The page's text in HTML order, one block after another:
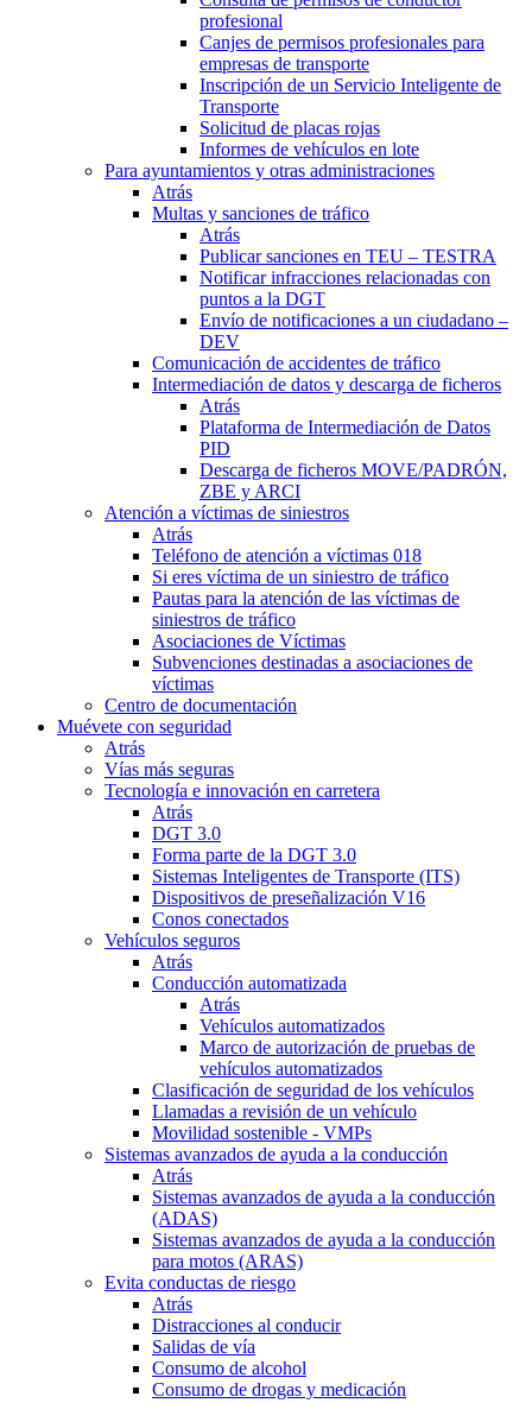
profesional
Canjes de permisos profesionales para
empresas de transporte
Inscripción de un Servicio Inteligente de
Transporte
Solicitud de placas rojas
Informes de vehículos en lote
Para ayuntamientos y otras administraciones
Atrás
Multas y sanciones de tráfico
Atrás
Publicar sanciones en TEU – TESTRA
Notificar infracciones relacionadas con
puntos a la DGT
Envío de notificaciones a un ciudadano –
DEV
Comunicación de accidentes de tráfico
Intermediación de datos y descarga de ficheros
Atrás
Plataforma de Intermediación de Datos
PID
Descarga de ficheros MOVE/PADRÓN,
ZBE y ARCI
Atención a víctimas de siniestros
Atrás
Teléfono de atención a víctimas 018
Si eres víctima de un siniestro de tráfico
Pautas para la atención de las víctimas de
siniestros de tráfico
Asociaciones de Víctimas
Subvenciones destinadas a asociaciones de
víctimas
Centro de documentación
Muévete con seguridad
Atrás
Vías más seguras
Tecnología e innovación en carretera
Atrás
DGT 3.0
Forma parte de la DGT 3.0
Sistemas Inteligentes de Transporte (ITS)
Dispositivos de preseñalización V16
Conos conectados
Vehículos seguros
Atrás
Conducción automatizada
Atrás
Vehículos automatizados
Marco de autorización de pruebas de
vehículos automatizados
Clasificación de seguridad de los vehículos
Llamadas a revisión de un vehículo
Movilidad sostenible - VMPs
Sistemas avanzados de ayuda a la conducción
Atrás
Sistemas avanzados de ayuda a la conducción
(ADAS)
Sistemas avanzados de ayuda a la conducción
para motos (ARAS)
Evita conductas de riesgo
Atrás
Distracciones al conducir
Salidas de vía
Consumo de alcohol
Consumo de drogas y medicación